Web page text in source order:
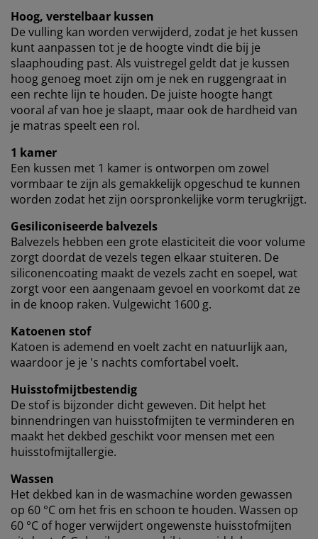
Hoog, verstelbaar kussen
De vulling kan worden verwijderd, zodat je het kussen
kunt aanpassen tot je de hoogte vindt die bij je
slaaphouding past. Als vuistregel geldt dat je kussen
hoog genoeg moet zijn om je nek en ruggengraat in
een rechte lijn te houden. De juiste hoogte hangt
vooral af van hoe je slaapt, maar ook de hardheid van
je matras speelt een rol.
1 kamer
Een kussen met 1 kamer is ontworpen om zowel
vormbaar te zijn als gemakkelijk opgeschud te kunnen
worden zodat het zijn oorspronkelijke vorm terugkrijgt.
Gesiliconiseerde balvezels
Balvezels hebben een grote elasticiteit die voor volume
zorgt doordat de vezels tegen elkaar stuiteren. De
siliconencoating maakt de vezels zacht en soepel, wat
zorgt voor een aangenaam gevoel en voorkomt dat ze
in de knoop raken. Vulgewicht 1600 g.
Katoenen stof
Katoen is ademend en voelt zacht en natuurlijk aan,
waardoor je je 's nachts comfortabel voelt.
Huisstofmijtbestendig
De stof is bijzonder dicht geweven. Dit helpt het
binnendringen van huisstofmijten te verminderen en
maakt het dekbed geschikt voor mensen met een
huisstofmijtallergie.
Wassen
Het dekbed kan in de wasmachine worden gewassen
op 60 °C om het fris en schoon te houden. Wassen op
60 °C of hoger verwijdert ongewenste huisstofmijten
marketing.
Als we marketingcookies accepteren, delen we je
surfgegevens met marketingpartners (zoals Google,
Meta en TikTok) voor op maat gemaakte en statische
advertenties. Je kunt meer lezen over de doeleinden bij
“Wijzigen” en ervoor kiezen om je toestemming in te
trekken door op het cookie-pictogram te klikken. Door
voor alle drie de doeleinden. Lees meer over onze
verzameling en verwerking van persoonsgegevensen
onscookiebeleid.